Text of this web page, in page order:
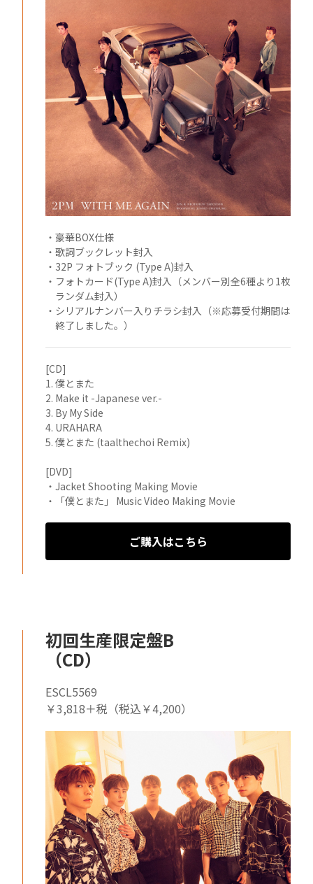
・豪華BOX仕様
・歌詞ブックレット封入
・32P フォトブック (Type A)封入
・フォトカード(Type A)封入（メンバー別全6種より1枚
ランダム封入）
・シリアルナンバー入りチラシ封入（※応募受付期間は
終了しました。）
[CD]
1. 僕とまた
2. Make it -Japanese ver.-
3. By My Side
4. URAHARA
5. 僕とまた (taalthechoi Remix)
[DVD]
・Jacket Shooting Making Movie
・「僕とまた」 Music Video Making Movie
ご購入はこちら
初回生産限定盤B
（CD）
ESCL5569
￥3,818＋税（税込￥4,200）